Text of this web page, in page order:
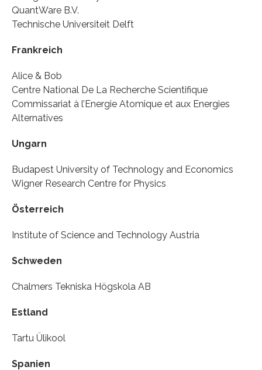
QuantWare B.V.
Technische Universiteit Delft
Frankreich
Alice & Bob
Centre National De La Recherche Scientifique
Commissariat à l’Energie Atomique et aux Energies
Alternatives
Ungarn
Budapest University of Technology and Economics
Wigner Research Centre for Physics
Österreich
Institute of Science and Technology Austria
Schweden
Chalmers Tekniska Högskola AB
Estland
Tartu Ülikool
Spanien